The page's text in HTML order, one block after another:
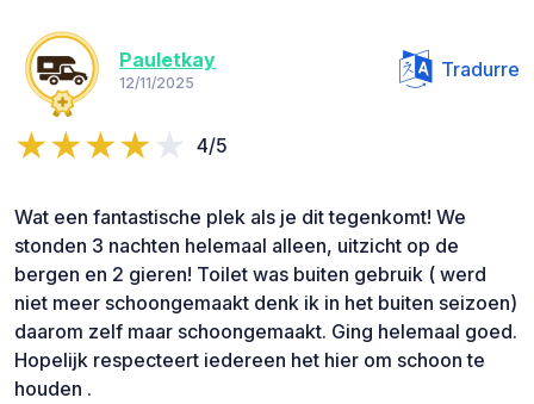
Pauletkay
12/11/2025
Tradurre
4/5
Wat een fantastische plek als je dit tegenkomt! We
stonden 3 nachten helemaal alleen, uitzicht op de
bergen en 2 gieren! Toilet was buiten gebruik ( werd
niet meer schoongemaakt denk ik in het buiten seizoen)
daarom zelf maar schoongemaakt. Ging helemaal goed.
Hopelijk respecteert iedereen het hier om schoon te
houden .